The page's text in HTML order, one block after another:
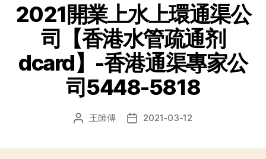
2021開業上水上環通渠公
司【香港水管疏通剂
dcard】-香港通渠專家公
司5448-5818
文 王師傅
发 2021-03-12